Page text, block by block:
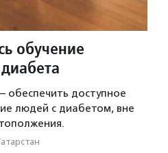
обучение
обеспечить доступное
людей с диабетом, вне